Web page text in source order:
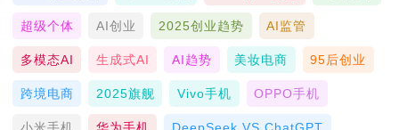
超级个体 AI创业 2025创业趋势 AI监管
多模态AI 生成式AI AI趋势 美妆电商 95后创业
跨境电商 2025旗舰 Vivo手机 OPPO手机
小米手机 华为手机 DeepSeek VS ChatGPT